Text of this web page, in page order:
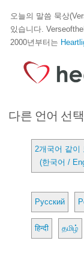
오늘의 말씀 묵상
있습니다.
2000년부터는
다른 언어 선택
2개국어 같이
(한국어 /
Русский
हिन्दी தமிழ்